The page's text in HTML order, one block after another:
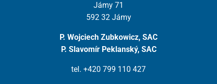
Jámy 71
592 32 Jámy
P. Wojciech Zubkowicz, SAC
P. Slavomír Peklanský, SAC
tel. +420 799 110 427